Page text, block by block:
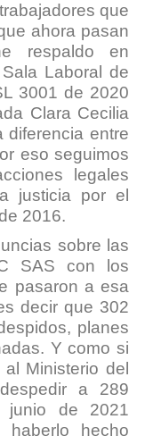
que
ahora pasan
respaldo en
Laboral de
3001 de 2020
Clara Cecilia
diferencia entre
eso seguimos
legales
justicia por el
2016.
sobre las
SAS con los
pasaron a esa
decir que 302
planes
Y como si
Ministerio del
a 289
junio de 2021
haberlo hecho